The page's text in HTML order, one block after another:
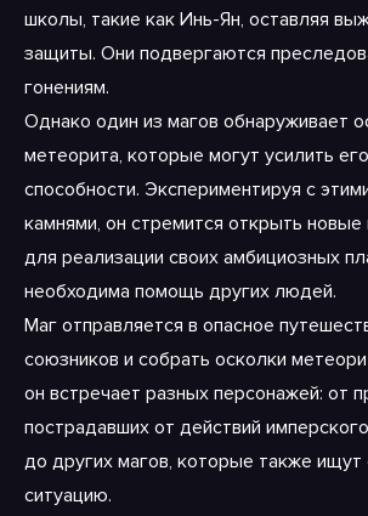
школы, такие как Инь-Ян, оставляя
защиты. Они подвергаются
гонениям.
Однако один из магов обнаруживает
метеорита, которые могут усилить
способности. Экспериментируя с
камнями, он стремится открыть новые
для реализации своих амбициозных
необходима помощь других людей.
Маг отправляется в опасное
союзников и собрать осколки
он встречает разных персонажей: от
пострадавших от действий
до других магов, которые также ищут
ситуацию.